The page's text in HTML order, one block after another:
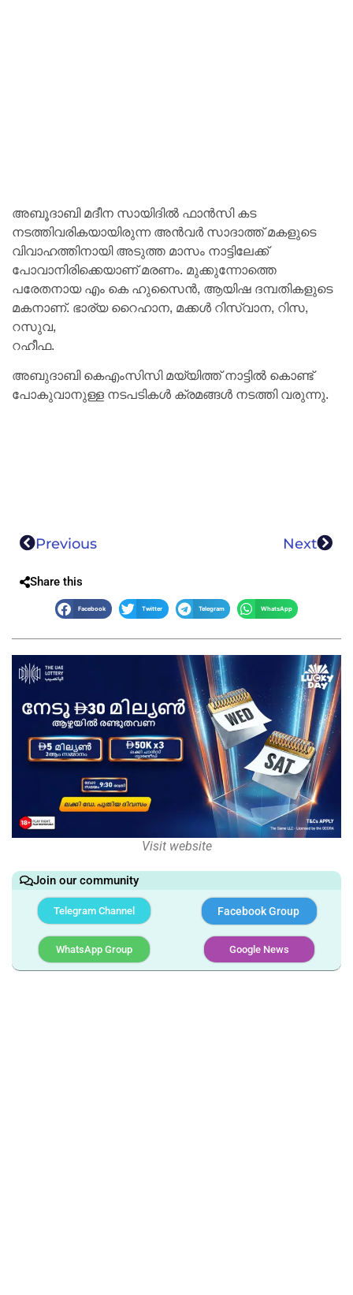
അബൂദാബി മദീന സായിദില്‍ ഫാന്‍സി കട
നടത്തിവരികയായിരുന്ന അൻവർ സാദാത്ത് മകളുടെ
വിവാഹത്തിനായി അടുത്ത മാസം നാട്ടിലേക്ക്
പോവാനിരിക്കെയാണ് മരണം. മുക്കുന്നോത്തെ
പരേതനായ എം കെ ഹുസൈൻ, ആയിഷ ദമ്പതികളുടെ
മകനാണ്. ഭാര്യ റൈഹാന, മക്കൾ റിസ്വാന, റിസ,
റസുവ,
റഹീഫ.
അബുദാബി കെഎംസിസി മയ്യിത്ത് നാട്ടിൽ കൊണ്ട്
പോകുവാനുള്ള നടപടികൾ ക്രമങ്ങൾ നടത്തി വരുന്നു.
Previous Next
Share this
Facebook Twitter Telegram WhatsApp
Visit website
Join our community
Telegram Channel Facebook Group
WhatsApp Group Google News